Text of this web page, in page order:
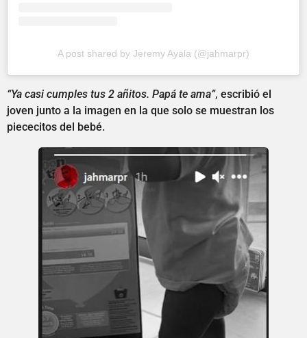
A post shared by Jeremy Ayala (@jahmarpr)
“Ya casi cumples tus 2 añitos. Papá te ama”, escribió el
joven junto a la imagen en la que solo se muestran los
piececitos del bebé.